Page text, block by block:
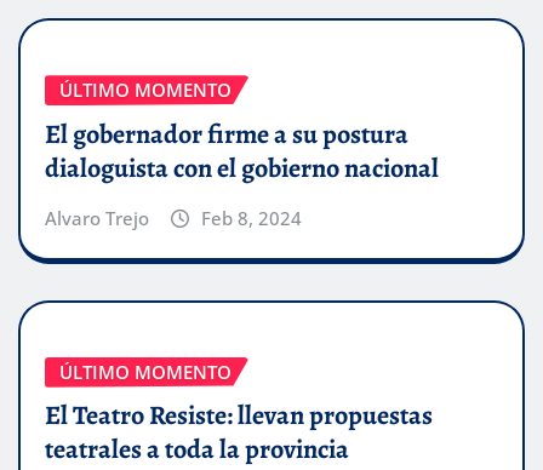
ÚLTIMO MOMENTO
El gobernador firme a su postura
dialoguista con el gobierno nacional
Alvaro Trejo Feb 8, 2024
ÚLTIMO MOMENTO
El Teatro Resiste: llevan propuestas
teatrales a toda la provincia